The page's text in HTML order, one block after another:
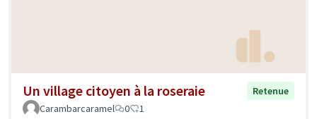
Un village citoyen à la roseraie
Retenue
Carambarcaramel
0 1